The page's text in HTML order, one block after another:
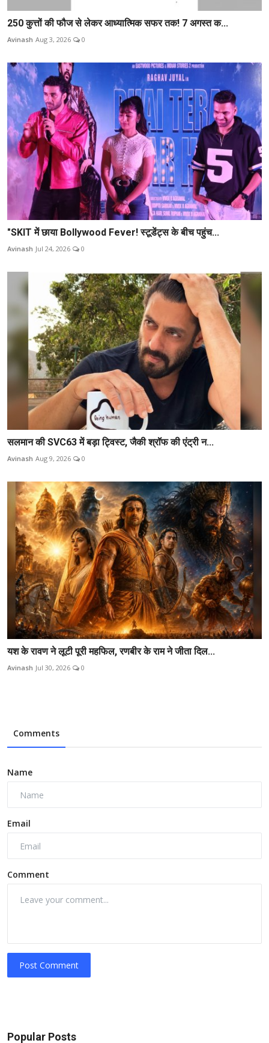
250 कुत्तों की फौज से लेकर आध्यात्मिक सफर तक! 7 अगस्त क...
Avinash Aug 3, 2026 0
"SKIT में छाया Bollywood Fever! स्टूडेंट्स के बीच पहुंच...
Avinash Jul 24, 2026 0
सलमान की SVC63 में बड़ा ट्विस्ट, जैकी श्रॉफ की एंट्री न...
Avinash Aug 9, 2026 0
यश के रावण ने लूटी पूरी महफिल, रणबीर के राम ने जीता दिल...
Avinash Jul 30, 2026 0
Comments
Name
Email
Comment
Post Comment
Popular Posts